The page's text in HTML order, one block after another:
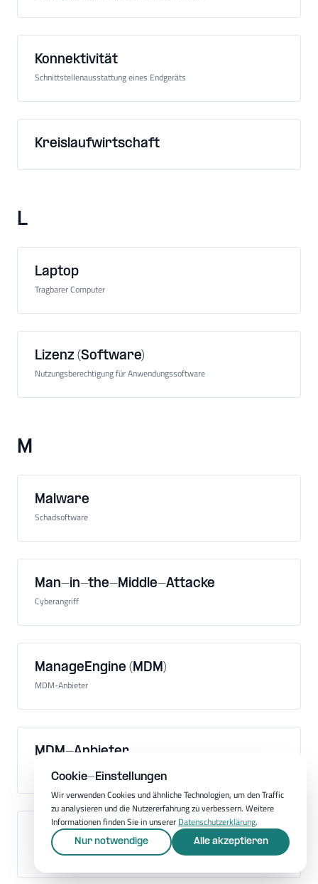
Konnektivität
Schnittstellenausstattung eines Endgeräts
Kreislaufwirtschaft
L
Laptop
Tragbarer Computer
Lizenz (Software)
Nutzungsberechtigung für Anwendungssoftware
M
Malware
Schadsoftware
Man-in-the-Middle-Attacke
Cyberangriff
ManageEngine (MDM)
MDM-Anbieter
MDM-Anbieter
Hersteller einer MDM-Software
MDM-Software
Software für Mobilgeräteverwaltung
Cookie-Einstellungen
Wir verwenden Cookies und ähnliche Technologien, um den Traffic
zu analysieren und die Nutzererfahrung zu verbessern. Weitere
Informationen finden Sie in unserer Datenschutzerklärung.
Nur notwendige Alle akzeptieren